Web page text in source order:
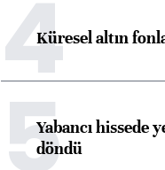
4Küresel altın
5Yabancı hissede
döndü